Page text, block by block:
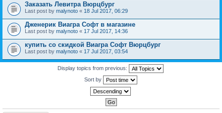
Заказать Левитра Вюрцбург
Last post by malynoto « 18 Jul 2017, 06:29
Дженерик Виагра Софт в магазине
Last post by malynoto « 17 Jul 2017, 14:36
купить со скидкой Виагра Софт Вюрцбург
Last post by malynoto « 17 Jul 2017, 03:54
Display topics from previous:
Sort by